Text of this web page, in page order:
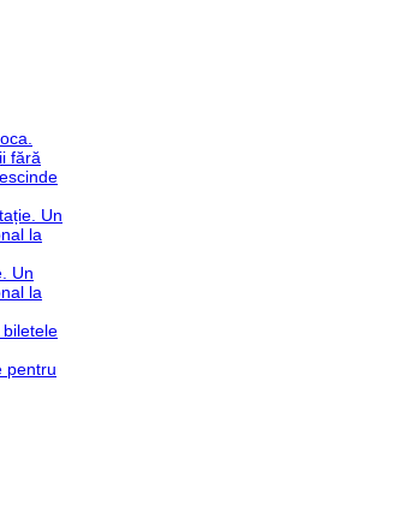
fără
Un
la
Un
la
biletele
pentru